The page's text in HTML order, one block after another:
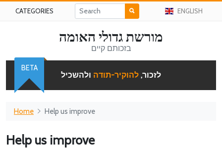
CATEGORIES ENGLISH
מורשת גדולי האומה
בזכותם קיים
לזכור, להוקיר-תודה ולהשכיל
BETA
Home Help us improve
Help us improve